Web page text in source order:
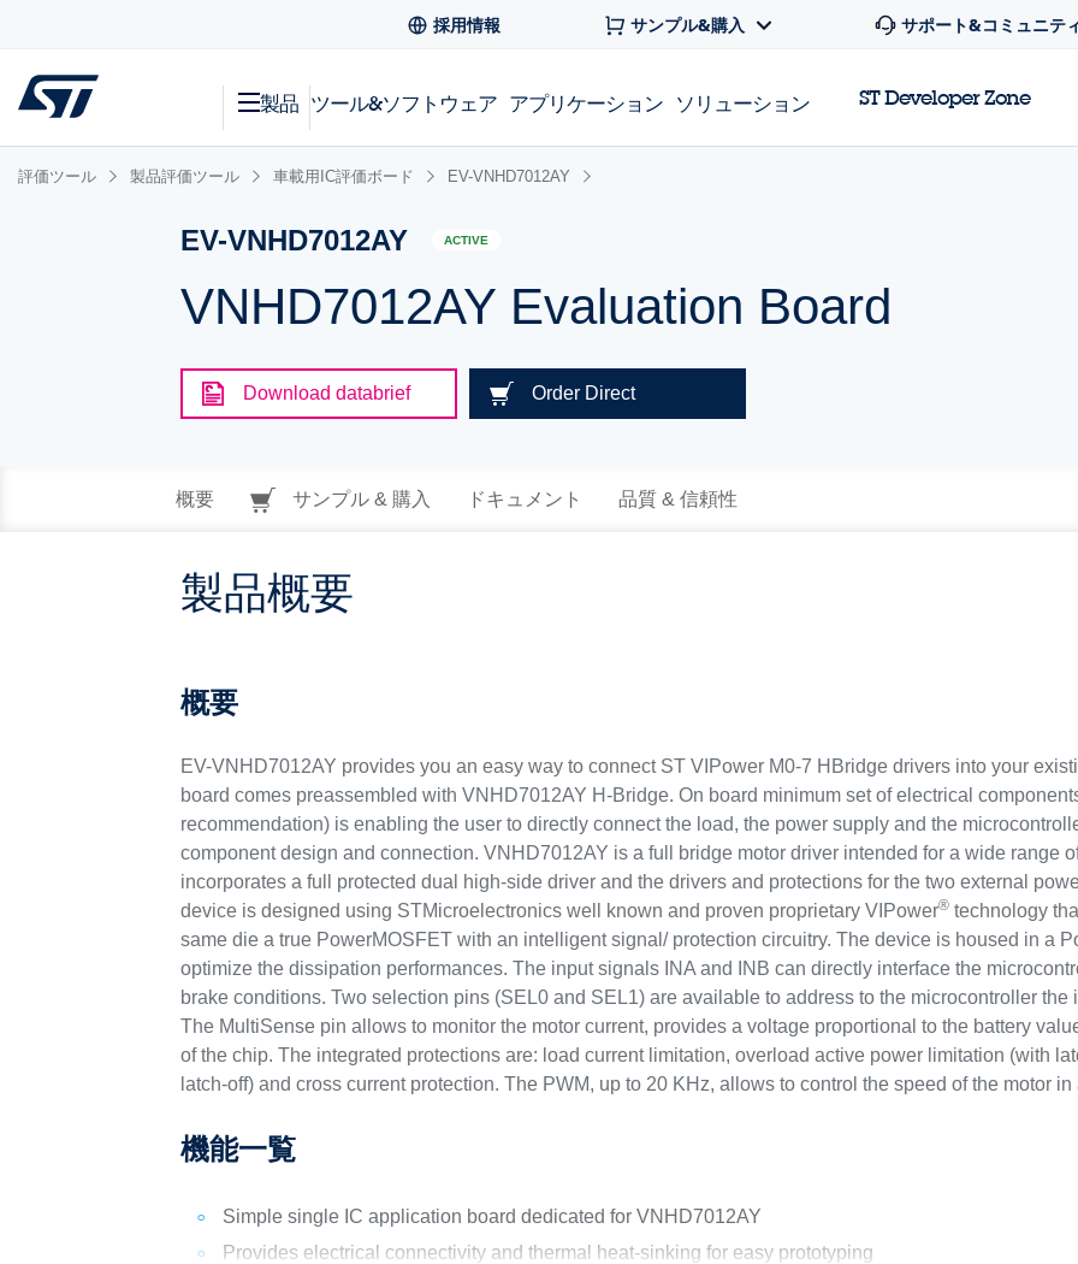
採用情報 サンプル&購入 サポート&コミュニテ
製品 ツール&ソフトウェア アプリケーション ソリューション ST Developer Zone
評価ツール 製品評価ツール 車載用IC評価ボード EV-VNHD7012AY
EV-VNHD7012AY ACTIVE
VNHD7012AY Evaluation Board
Download databrief Order Direct
概要 サンプル & 購入 ドキュメント 品質 & 信頼性
製品概要
概要
EV-VNHD7012AY provides you an easy way to connect ST VIPower M0-7 HBridge drivers into your
board comes preassembled with VNHD7012AY H-Bridge. On board minimum set of electrical
recommendation) is enabling the user to directly connect the load, the power supply and the
component design and connection. VNHD7012AY is a full bridge motor driver intended for a wide range
incorporates a full protected dual high-side driver and the drivers and protections for the two external
device is designed using STMicroelectronics well known and proven proprietary VIPower® technology
same die a true PowerMOSFET with an intelligent signal/ protection circuitry. The device is housed in a
optimize the dissipation performances. The input signals INA and INB can directly interface the
brake conditions. Two selection pins (SEL0 and SEL1) are available to address to the microcontroller
The MultiSense pin allows to monitor the motor current, provides a voltage proportional to the battery
of the chip. The integrated protections are: load current limitation, overload active power limitation (with
latch-off) and cross current protection. The PWM, up to 20 KHz, allows to control the speed of the motor
機能一覧
Simple single IC application board dedicated for VNHD7012AY
Provides electrical connectivity and thermal heat-sinking for easy prototyping